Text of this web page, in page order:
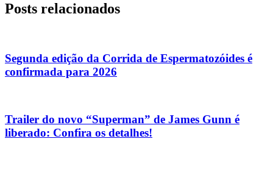
Posts relacionados
Segunda edição da Corrida de Espermatozóides é
confirmada para 2026
Trailer do novo “Superman” de James Gunn é
liberado: Confira os detalhes!